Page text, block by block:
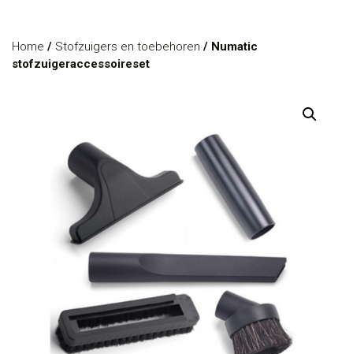
Home / Stofzuigers en toebehoren / Numatic
stofzuigeraccessoireset